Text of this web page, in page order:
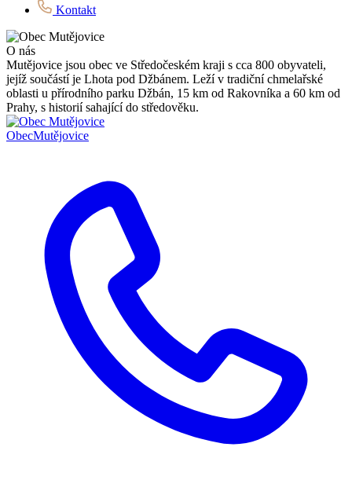
Kontakt
O nás
Mutějovice jsou obec ve Středočeském kraji s cca 800 obyvateli,
jejíž součástí je Lhota pod Džbánem. Leží v tradiční chmelařské
oblasti u přírodního parku Džbán, 15 km od Rakovníka a 60 km od
Prahy, s historií sahající do středověku.
ObecMutějovice